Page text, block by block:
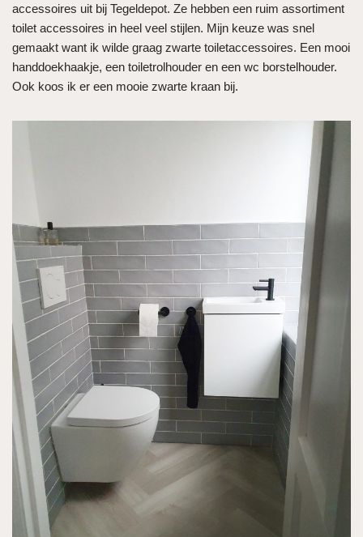
accessoires uit bij Tegeldepot. Ze hebben een ruim assortiment
toilet accessoires in heel veel stijlen. Mijn keuze was snel
gemaakt want ik wilde graag zwarte toiletaccessoires. Een mooi
handdoekhaakje, een toiletrolhouder en een wc borstelhouder.
Ook koos ik er een mooie zwarte kraan bij.